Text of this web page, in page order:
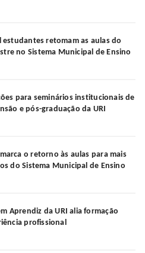
estudantes retomam as aulas do
no Sistema Municipal de Ensino
para seminários institucionais de
e pós-graduação da URI
o retorno às aulas para mais
do Sistema Municipal de Ensino
Aprendiz da URI alia formação
profissional